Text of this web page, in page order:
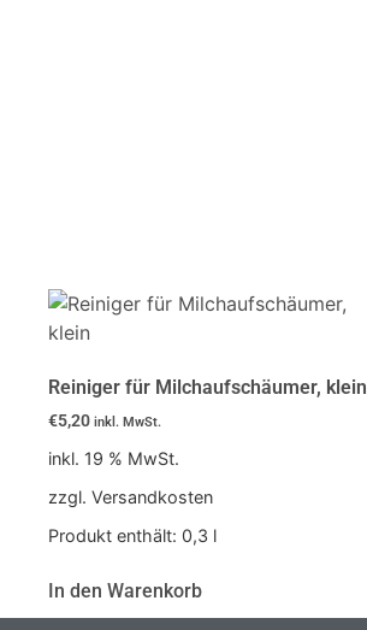
Reiniger für Milchaufschäumer, klein
€5,20 inkl. MwSt.
inkl. 19 % MwSt.
zzgl. Versandkosten
Produkt enthält: 0,3 l
In den Warenkorb